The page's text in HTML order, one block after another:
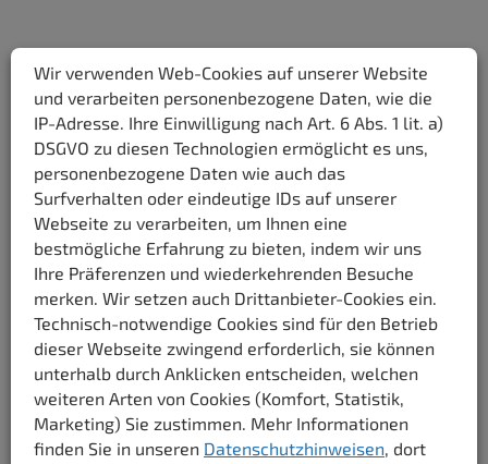
Startseite/Presse /Ruheoase in Favoriten beherbergt Wiens
kleinsten Golfplatz
Wer hätte gedacht, dass sich so nahe am
Hauptbahnhof der kleinste Golfplatz der Stadt befindet? Im
grünen Innenhof des Hotels Zeitgeist Vienna können alle, die
Lust dazu haben, ihr spielerisches Können unter Beweis
stellen. Neben dem Bereich zum Golfen gibt es eine Boccia-
Bahn, ein Badminton-Court sowie Outdoor-Fitnessflächen zur
kostenfreien Benutzung. Gemütliche Sonnenliegen sorgen für
die nötige Erholung. Das hoteleigene Lokal, Café &
Bar »Pergola« serviert dazu sommerliche Sandwiches und
Wir verwenden Web-Cookies auf unserer Website
und verarbeiten personenbezogene Daten, wie die
IP-Adresse. Ihre Einwilligung nach Art. 6 Abs. 1 lit. a)
DSGVO zu diesen Technologien ermöglicht es uns,
personenbezogene Daten wie auch das
Surfverhalten oder eindeutige IDs auf unserer
Webseite zu verarbeiten, um Ihnen eine
bestmögliche Erfahrung zu bieten, indem wir uns
Ihre Präferenzen und wiederkehrenden Besuche
merken. Wir setzen auch Drittanbieter-Cookies ein.
Technisch-notwendige Cookies sind für den Betrieb
dieser Webseite zwingend erforderlich, sie können
unterhalb durch Anklicken entscheiden, welchen
weiteren Arten von Cookies (Komfort, Statistik,
Marketing) Sie zustimmen. Mehr Informationen
finden Sie in unseren Datenschutzhinweisen, dort